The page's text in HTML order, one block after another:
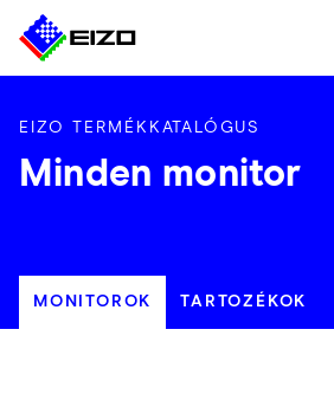
EIZO TERMÉKKATALÓGUS
Minden monitor
MONITOROK TARTOZÉKOK